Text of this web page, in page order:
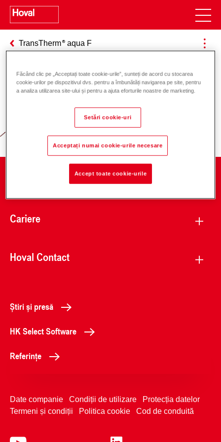
TransTherm aqua F
Responsabilitate pentru energie și
mediu
Cariere
Hoval Contact
Știri și presă
HK Select Software
Referințe
Date companie Condiții de utilizare
Protecția datelor
Termeni și condiții
Politica cookie Cod de conduită
Făcând clic pe „Acceptați toate cookie-urile”, sunteți de acord cu stocarea
cookie-urilor pe dispozitivul dvs. pentru a îmbunătăți navigarea pe site, pentru
a analiza utilizarea site-ului și pentru a ajuta eforturile noastre de marketing.
Setări cookie-uri
Acceptați numai cookie-urile necesare
Accept toate cookie-urile